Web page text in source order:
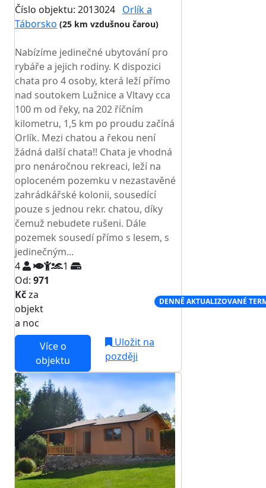
Číslo objektu: 2013024 Orlík a
Táborsko (25 km vzdušnou čarou)
Nabízíme jedinečné ubytování pro
rybáře a jejich rodiny. K dispozici
chata pro 4 osoby, která leží přímo
nad soutokem Lužnice a Vltavy cca
100 m od řeky, na 202 říčním
kilometru, 1,5 km po proudu začíná
Orlík. Mezi chatou a řekou není
žádná další chata!! Chata je vhodná
pro nenáročnou rekreaci, leží na
oploceném pozemku v nezastavěné
zahrádkářské kolonii, sousedící
pouze s jednou rekr. chatou, díky
čemuž nebudete rušeni. Dále
pozemek sousedí přímo s lesem, s
jedinečným...
4
1
Od: 971
Kčza
objekt
a noc
DENNĚ AKTUALIZOVANÉ
Více o
objektu
Uložit na
později